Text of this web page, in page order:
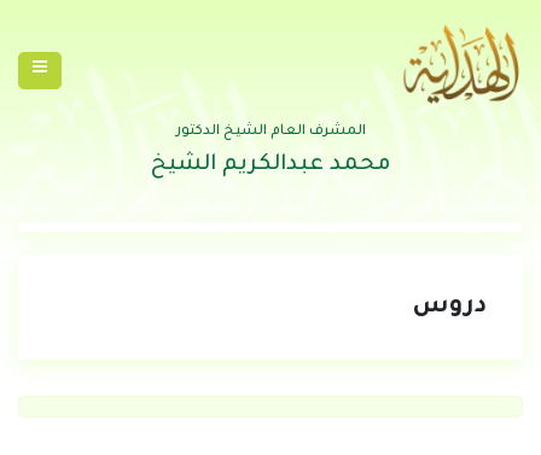
المشرف العام الشيخ الدكتور
محمد عبدالكريم الشيخ
دروس